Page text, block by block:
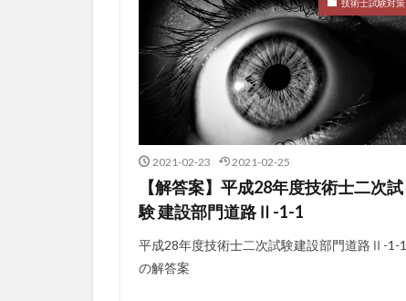
技術士試験対策
2021-02-23 2021-02-25
【解答案】平成28年度技術士二次試
験 建設部門道路Ⅱ-1-1
平成28年度技術士二次試験建設部門道路Ⅱ-1-1
の解答案